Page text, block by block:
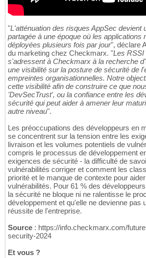
"L'atténuation des risques AppSec devient
partagée à une époque où les applications
déployées plusieurs fois par jour", déclare
du marketing chez Checkmarx. "Les RSSI
s'adressent à Checkmarx à la recherche
une visibilité sur la posture de sécurité de
empreintes organisationnelles. Notre
cette visibilité afin de construire ce que
'DevSecTrust', ou la confiance entre les
sécurité qui peut aider à amener leur
autre niveau".
Les préoccupations des développeurs en
se concentrent sur la tension entre les
livraison et les volumes potentiels de
compris le processus de développement
exigences de sécurité - la difficulté de
vulnérabilités corriger et comment les
priorité et le manque de contexte pour
vulnérabilités. Pour 61 % des
la sécurité ne bloque ni ne ralentisse le
développement et qu'elle ne devienne pas
réussite de l'entreprise.
Source : https://info.checkmarx.com/
security-2024
Et vous ?